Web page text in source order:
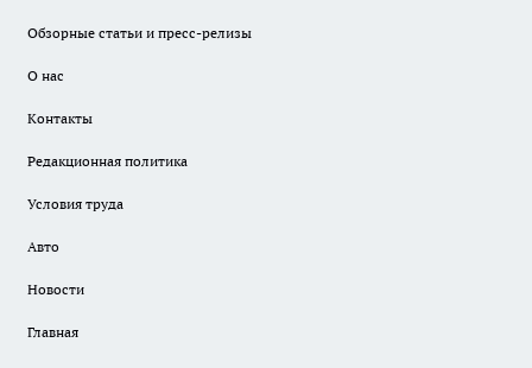
Обзорные статьи и пресс-релизы
О нас
Контакты
Редакционная политика
Условия труда
Авто
Новости
Главная